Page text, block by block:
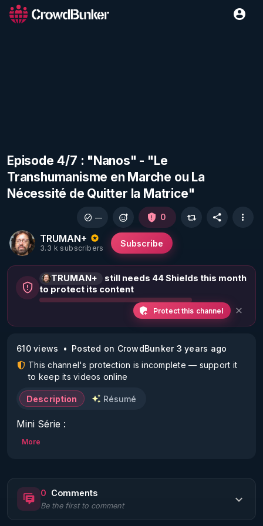
Episode 4/7 : "Nanos" - "Le
Transhumanisme en Marche ou La
Nécessité de Quitter la Matrice"
TRUMAN+
3.3 k subscribers
Subscribe
— 0
TRUMAN+
still needs 44 Shields this month
to protect its content
Protect this channel
610 views
Posted on CrowdBunker 3 years ago
This channel's protection is incomplete — support it
to keep its videos online
Description Résumé
Mini Série :
Episode 4/7 :
"Discussion sur l’hydroxyde de graphène et les
More
0 Comments
Be the first to comment